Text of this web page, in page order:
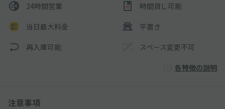
24時間営業 時間貸し可能
当日最大料金 平置き
再入庫可能 スペース変更不可
各特徴の説明
注意事項